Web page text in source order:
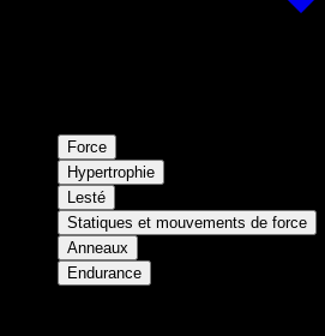
Force
Hypertrophie
Lesté
Statiques et mouvements de force
Anneaux
Endurance